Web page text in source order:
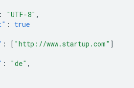
: "UTF-8" ,
:
true
: [ "http://www.startup.com" ]
: "de" ,